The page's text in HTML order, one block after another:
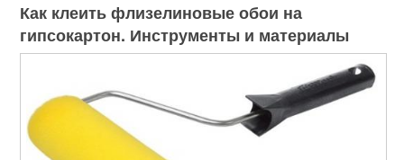
Как клеить флизелиновые обои на
гипсокартон. Инструменты и материалы